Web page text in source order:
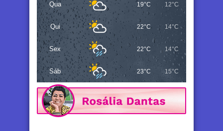
Qua 19°C 12°C
Qui 22°C 14°C
Sex 22°C 14°C
Sáb 23°C 15°C